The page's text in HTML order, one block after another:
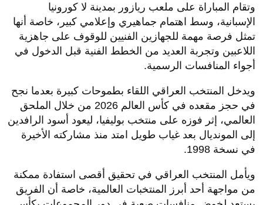
وتقام المباراة على ملعب ريازور بمدينة لا كورونيا
الإسبانية، وسط اهتمام جماهيري وإعلامي كبير، خاصة أنها
تمثل فرصة مهمة للجهازين الفنيين للوقوف على جاهزية
اللاعبين وتجربة العديد من الخطط الفنية قبل الدخول في
أجواء المنافسات الرسمية.
ويدخل المنتخب العراقي اللقاء بطموحات كبيرة بعدما نجح
في حجز مقعده في كأس العالم 2026 من خلال الملحق
العالمي، إثر فوزه على منتخب بوليفيا، ليعود أسود الرافدين
إلى المونديال بعد غياب طويل امتد منذ مشاركته الأخيرة
في نسخة 1998.
ويأمل المنتخب العراقي في تحقيق أقصى استفادة ممكنة
من مواجهة أحد أبرز المنتخبات العالمية، خاصة أن الفريق